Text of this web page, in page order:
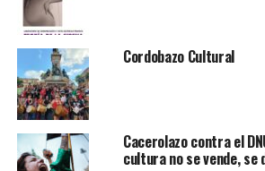
Cordobazo Cultural
Cacerolazo contra el
cultura no se vende, se